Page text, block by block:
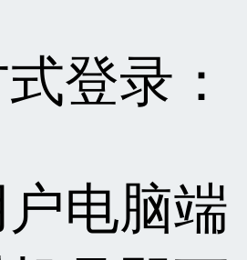
登录：
电脑端